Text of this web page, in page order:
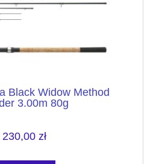
Black Widow Method
3.00m 80g
230,00 zł